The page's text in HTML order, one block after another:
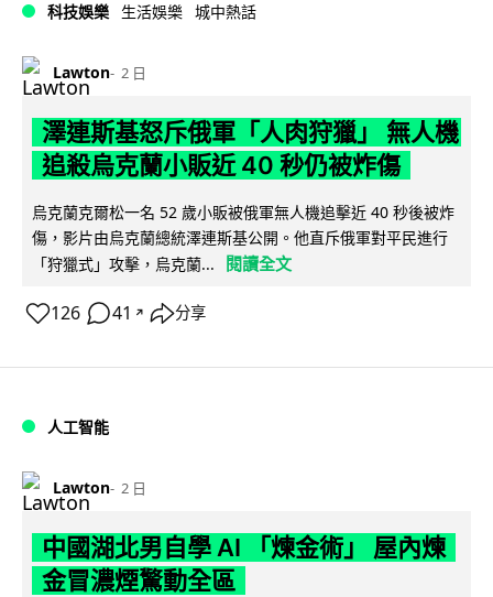
科技娛樂 生活娛樂 城中熱話
Lawton 2 日
澤連斯基怒斥俄軍「人肉狩獵」 無人機
追殺烏克蘭小販近 40 秒仍被炸傷
烏克蘭克爾松一名 52 歲小販被俄軍無人機追擊近 40 秒後被炸
傷，影片由烏克蘭總統澤連斯基公開。他直斥俄軍對平民進行
「狩獵式」攻擊，烏克蘭...
閱讀全文
126 41 ↗ 分享
人工智能
Lawton 2 日
中國湖北男自學 AI 「煉金術」 屋內煉
金冒濃煙驚動全區